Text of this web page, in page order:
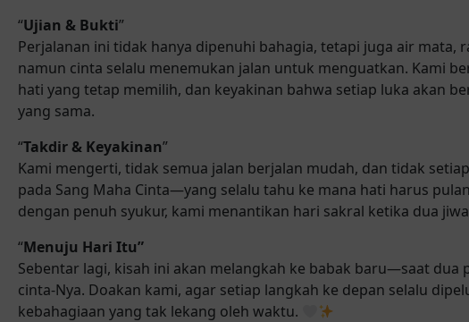
“Ujian & Bukti”
Perjalanan ini tidak hanya dipenuhi bahagia, tetapi juga air
namun cinta selalu menemukan jalan untuk menguatkan. Kami
hati yang tetap memilih, dan keyakinan bahwa setiap luka akan
yang sama.
“Takdir & Keyakinan”
Kami mengerti, tidak semua jalan berjalan mudah, dan tidak
pada Sang Maha Cinta—yang selalu tahu ke mana hati harus
dengan penuh syukur, kami menantikan hari sakral ketika dua
“Menuju Hari Itu”
Sebentar lagi, kisah ini akan melangkah ke babak baru—saat
cinta-Nya. Doakan kami, agar setiap langkah ke depan selalu
kebahagiaan yang tak lekang oleh waktu.